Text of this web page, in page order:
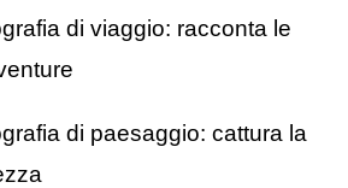
di viaggio: racconta le
di paesaggio: cattura la